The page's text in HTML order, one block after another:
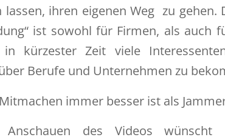
lassen, ihren eigenen Weg zu gehen.
ist sowohl für Firmen, als auch
kürzester Zeit viele
Berufe und Unternehmen zu
immer besser ist als
des Videos